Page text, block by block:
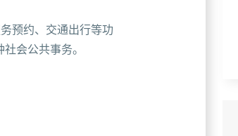
预约、交通出行等功
会公共事务。